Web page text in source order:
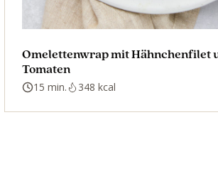
Omelettenwrap mit Hähnchenfilet
Tomaten
15 min. 348 kcal